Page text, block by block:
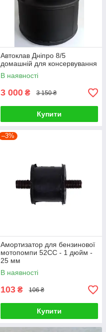
Автоклав Дніпро 8/5
домашній для консервування
В наявності
3 000 ₴ 3 150 ₴
Купити
–3%
Амортизатор для бензинової
мотопомпи 52СС - 1 дюйм -
25 мм
В наявності
103 ₴ 106 ₴
Купити